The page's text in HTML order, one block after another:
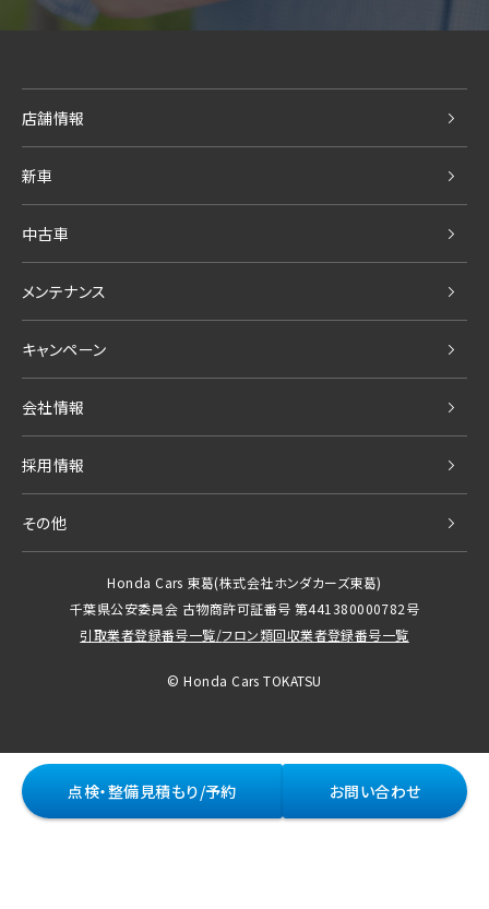
店舗情報
新車
中古車
メンテナンス
キャンペーン
会社情報
採用情報
その他
Honda Cars 東葛(株式会社ホンダカーズ東葛)
千葉県公安委員会 古物商許可証番号 第441380000782号
引取業者登録番号一覧/フロン類回収業者登録番号一覧
© Honda Cars TOKATSU
点検・整備見積もり/予約 お問い合わせ